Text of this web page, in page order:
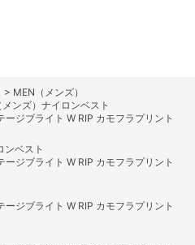
> MEN（メンズ）
ンズ）ナイロンベスト
ジブライト W RIP カモフラプリント
ンベスト
ジブライト W RIP カモフラプリント
ジブライト W RIP カモフラプリント